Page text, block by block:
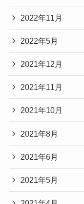
2022年11月
2022年5月
2021年12月
2021年11月
2021年10月
2021年8月
2021年6月
2021年5月